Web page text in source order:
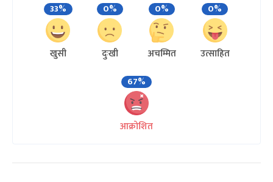
33%
खुसी
0%
दुःखी
0%
अचम्मित
0%
उत्साहित
67%
आक्रोशित